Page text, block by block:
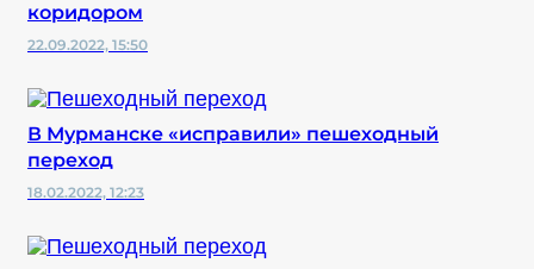
коридором
22.09.2022, 15:50
В Мурманске «исправили» пешеходный
переход
18.02.2022, 12:23